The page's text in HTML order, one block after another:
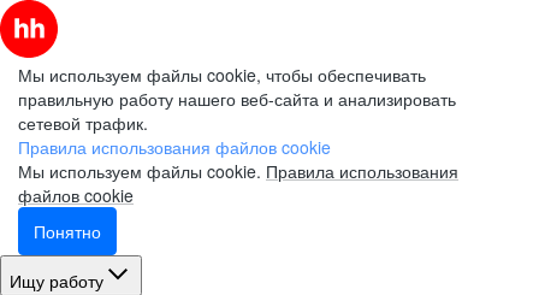
Мы используем файлы cookie, чтобы обеспечивать
правильную работу нашего веб-сайта и анализировать
сетевой трафик.
Правила использования файлов cookie
Мы используем файлы cookie. Правила использования
файлов cookie
Понятно
Ищу работу